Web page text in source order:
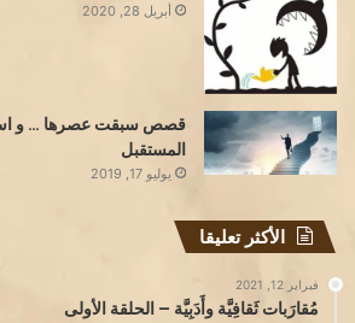
أبريل 28, 2020
قصص سبقت عصرها … و
المستقبل
يوليو 17, 2019
الأكثر تعليقا
فبراير 12, 2021
مُقارَبات ثَقافِيَّة وأَدَبِيَّة – الحلقة الأولى